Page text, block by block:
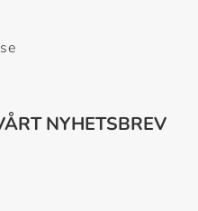
NYHETSBREV